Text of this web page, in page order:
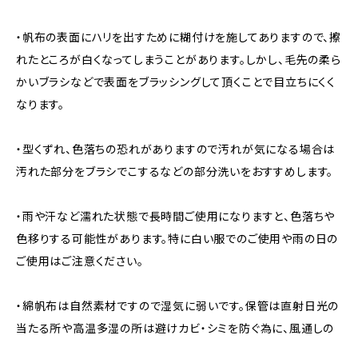
・帆布の表面にハリを出すために糊付けを施してありますので、擦
れたところが白くなってしまうことがあります。しかし、毛先の柔ら
かいブラシなどで表面をブラッシングして頂くことで目立ちにくく
なります。
・型くずれ、色落ちの恐れがありますので汚れが気になる場合は
汚れた部分をブラシでこするなどの部分洗いをおすすめします。
・雨や汗など濡れた状態で長時間ご使用になりますと、色落ちや
色移りする可能性があります。特に白い服でのご使用や雨の日の
ご使用はご注意ください。
・綿帆布は自然素材ですので湿気に弱いです。保管は直射日光の
当たる所や高温多湿の所は避けカビ・シミを防ぐ為に、風通しの